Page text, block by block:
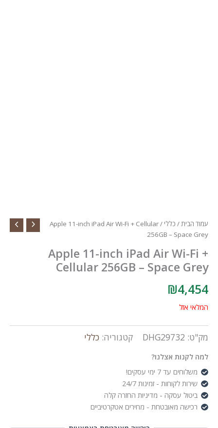
עמוד הבית/ כללי
/ Apple 11-inch iPad Air Wi-Fi + Cellular
256GB – Space Grey
Apple 11-inch iPad Air Wi-Fi +
Cellular 256GB – Space Grey
₪4,454
המלאי אזל
מק"ט: DHG29732 קטגוריה: כללי
למה לקנות אצלנו?
משלוחים עד 7 ימי עסקים!
שירות לקוחות - זמינות 24/7
ביטול עסקה - מדיניות החזרה קלה
רכישה מאובטחת - מחירים אטקרטיביים